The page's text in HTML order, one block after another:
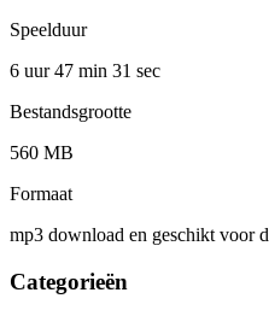
Speelduur
6 uur 47 min 31 sec
Bestandsgrootte
560 MB
Formaat
mp3 download en geschikt voor
Categorieën